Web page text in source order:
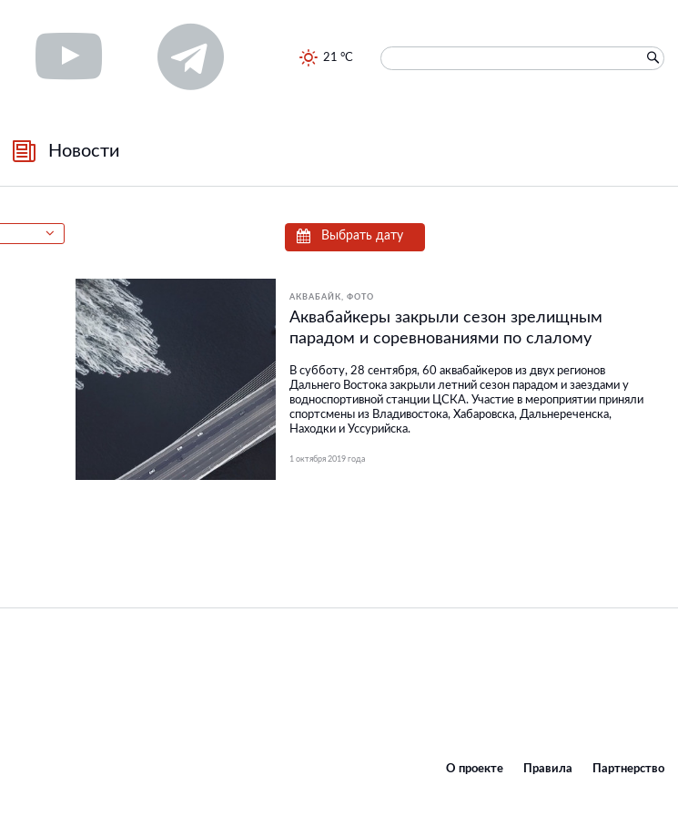
21 °C
Новости
Выбрать дату
АКВАБАЙК ФОТО
Аквабайкеры закрыли сезон зрелищным
парадом и соревнованиями по слалому
В субботу, 28 сентября, 60 аквабайкеров из двух регионов
Дальнего Востока закрыли летний сезон парадом и заездами у
водноспортивной станции ЦСКА. Участие в мероприятии приняли
спортсмены из Владивостока, Хабаровска, Дальнереченска,
Находки и Уссурийска.
1 октября 2019 года
О проекте Правила Партнерство